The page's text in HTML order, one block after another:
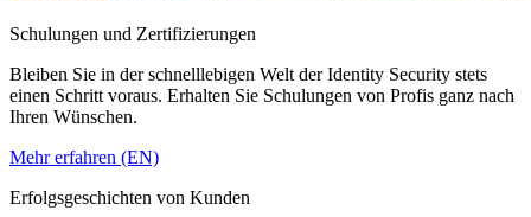
Schulungen und Zertifizierungen
Bleiben Sie in der schnelllebigen Welt der Identity Security stets
einen Schritt voraus. Erhalten Sie Schulungen von Profis ganz nach
Ihren Wünschen.
Mehr erfahren (EN)
Erfolgsgeschichten von Kunden